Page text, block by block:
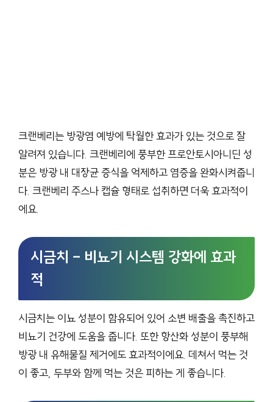
크랜베리는 방광염 예방에 탁월한 효과가 있는 것으로 잘
알려져 있습니다. 크랜베리에 풍부한 프로안토시아니딘 성
분은 방광 내 대장균 증식을 억제하고 염증을 완화시켜줍니
다. 크랜베리 주스나 캡슐 형태로 섭취하면 더욱 효과적이
에요.
시금치 – 비뇨기 시스템 강화에 효과
적
시금치는 이뇨 성분이 함유되어 있어 소변 배출을 촉진하고
비뇨기 건강에 도움을 줍니다. 또한 항산화 성분이 풍부해
방광 내 유해물질 제거에도 효과적이에요. 데쳐서 먹는 것
이 좋고, 두부와 함께 먹는 것은 피하는 게 좋습니다.